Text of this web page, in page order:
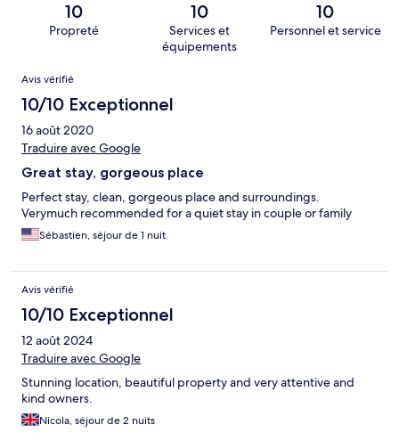
10
Propreté
10
Services et
équipements
10
Personnel et service
Avis
Avis vérifié
10/10 Exceptionnel
16 août 2020
Traduire avec Google
Great stay, gorgeous place
Perfect stay, clean, gorgeous place and surroundings.
Verymuch recommended for a quiet stay in couple or family
Sébastien, séjour de 1 nuit
Avis vérifié
10/10 Exceptionnel
12 août 2024
Traduire avec Google
Stunning location, beautiful property and very attentive and
kind owners.
Nicola, séjour de 2 nuits